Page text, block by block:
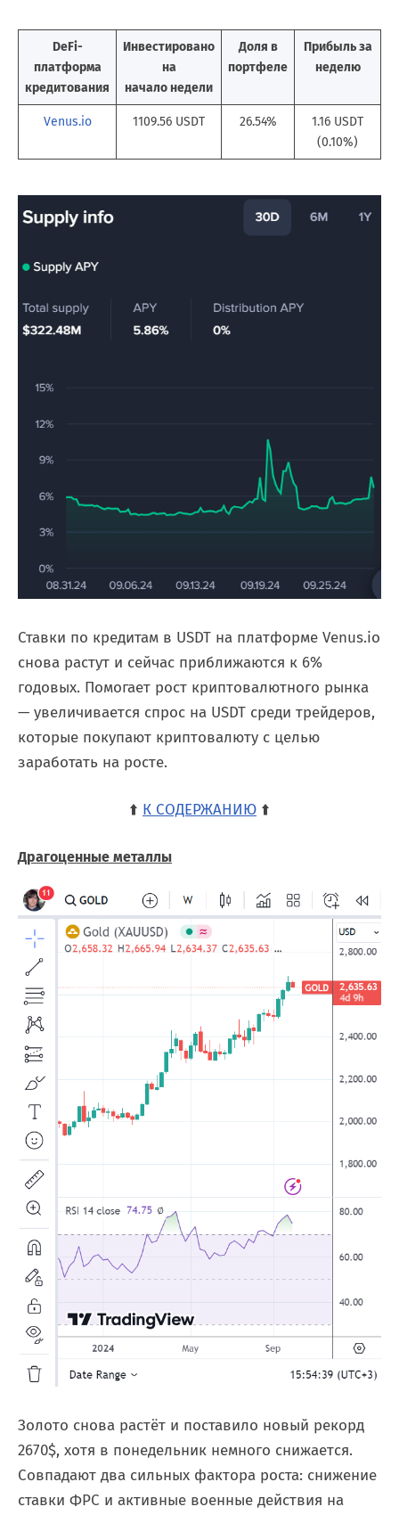
DeFi-
платформа
кредитования
Инвестировано
на
начало недели
Доля в
портфеле
Прибыль за
неделю
Venus.io 1109.56 USDT 26.54%
1.16 USDT
(0.10%)
Ставки по кредитам в USDT на платформе Venus.io
снова растут и сейчас приближаются к 6%
годовых. Помогает рост криптовалютного рынка
— увеличивается спрос на USDT среди трейдеров,
которые покупают криптовалюту с целью
заработать на росте.
⬆️ К СОДЕРЖАНИЮ ⬆️
Драгоценные металлы
Золото снова растёт и поставило новый рекорд
2670$, хотя в понедельник немного снижается.
Совпадают два сильных фактора роста: снижение
ставки ФРС и активные военные действия на